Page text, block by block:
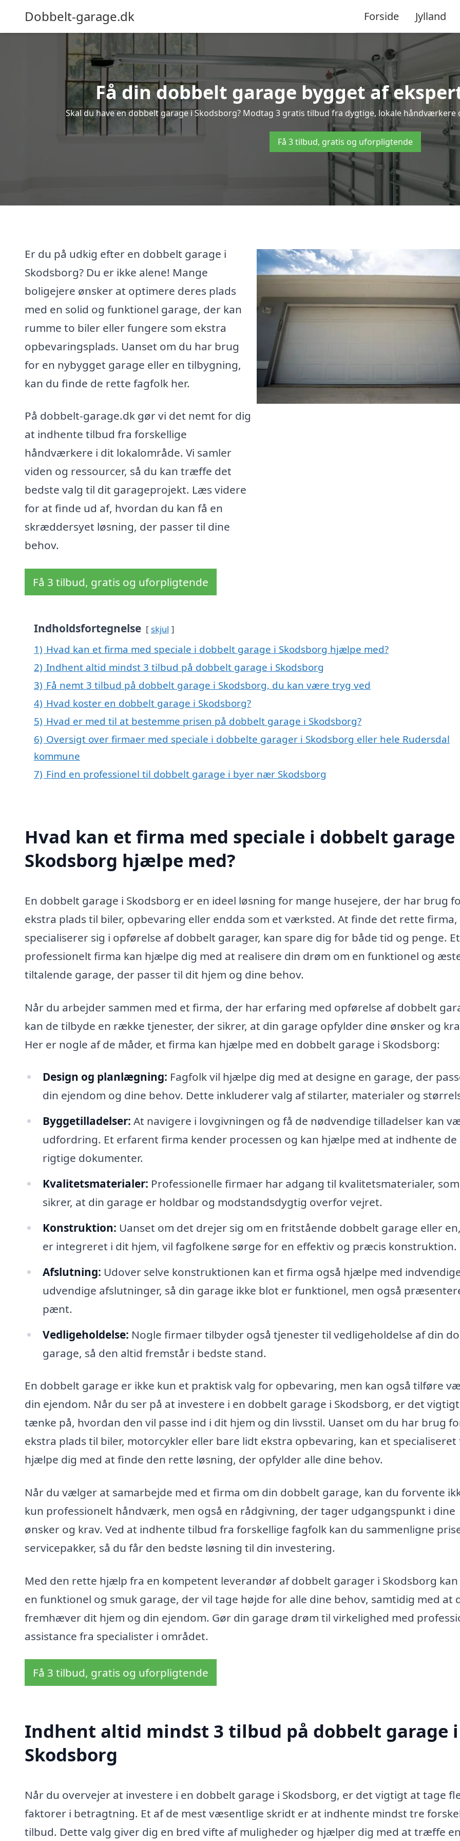
Dobbelt-garage.dk Forside Jylland
Få din dobbelt garage bygget af
Skal du have en dobbelt garage i Skodsborg? Modtag 3 gratis tilbud fra dygtige, lokale
Få 3 tilbud, gratis og uforpligtende
Er du på udkig efter en dobbelt garage i
Skodsborg? Du er ikke alene! Mange
boligejere ønsker at optimere deres plads
med en solid og funktionel garage, der kan
rumme to biler eller fungere som ekstra
opbevaringsplads. Uanset om du har brug
for en nybygget garage eller en tilbygning,
kan du finde de rette fagfolk her.
På dobbelt-garage.dk gør vi det nemt for dig
at indhente tilbud fra forskellige
håndværkere i dit lokalområde. Vi samler
viden og ressourcer, så du kan træffe det
bedste valg til dit garageprojekt. Læs videre
for at finde ud af, hvordan du kan få en
skræddersyet løsning, der passer til dine
behov.
Få 3 tilbud, gratis og uforpligtende
Indholdsfortegnelse skjul
1) Hvad kan et firma med speciale i dobbelt garage i Skodsborg hjælpe med?
2) Indhent altid mindst 3 tilbud på dobbelt garage i Skodsborg
3) Få nemt 3 tilbud på dobbelt garage i Skodsborg, du kan være tryg ved
4) Hvad koster en dobbelt garage i Skodsborg?
5) Hvad er med til at bestemme prisen på dobbelt garage i Skodsborg?
6) Oversigt over firmaer med speciale i dobbelte garager i Skodsborg eller hele Rudersdal
kommune
7) Find en professionel til dobbelt garage i byer nær Skodsborg
Hvad kan et firma med speciale i dobbelt garage
Skodsborg hjælpe med?
En dobbelt garage i Skodsborg er en ideel løsning for mange husejere, der har brug
ekstra plads til biler, opbevaring eller endda som et værksted. At finde det rette
specialiserer sig i opførelse af dobbelt garager, kan spare dig for både tid og penge. Et
professionelt firma kan hjælpe dig med at realisere din drøm om en funktionel og
tiltalende garage, der passer til dit hjem og dine behov.
Når du arbejder sammen med et firma, der har erfaring med opførelse af dobbelt
kan de tilbyde en række tjenester, der sikrer, at din garage opfylder dine ønsker og
Her er nogle af de måder, et firma kan hjælpe med en dobbelt garage i Skodsborg:
Design og planlægning: Fagfolk vil hjælpe dig med at designe en garage, der
din ejendom og dine behov. Dette inkluderer valg af stilarter, materialer og
Byggetilladelser: At navigere i lovgivningen og få de nødvendige tilladelser kan
udfordring. Et erfarent firma kender processen og kan hjælpe med at indhente de
rigtige dokumenter.
Kvalitetsmaterialer: Professionelle firmaer har adgang til kvalitetsmaterialer, som
sikrer, at din garage er holdbar og modstandsdygtig overfor vejret.
Konstruktion: Uanset om det drejer sig om en fritstående dobbelt garage eller
er integreret i dit hjem, vil fagfolkene sørge for en effektiv og præcis konstruktion.
Afslutning: Udover selve konstruktionen kan et firma også hjælpe med
udvendige afslutninger, så din garage ikke blot er funktionel, men også
pænt.
Vedligeholdelse: Nogle firmaer tilbyder også tjenester til vedligeholdelse af din
garage, så den altid fremstår i bedste stand.
En dobbelt garage er ikke kun et praktisk valg for opbevaring, men kan også tilføre
din ejendom. Når du ser på at investere i en dobbelt garage i Skodsborg, er det
tænke på, hvordan den vil passe ind i dit hjem og din livsstil. Uanset om du har brug
ekstra plads til biler, motorcykler eller bare lidt ekstra opbevaring, kan et specialiseret
hjælpe dig med at finde den rette løsning, der opfylder alle dine behov.
Når du vælger at samarbejde med et firma om din dobbelt garage, kan du forvente
kun professionelt håndværk, men også en rådgivning, der tager udgangspunkt i dine
ønsker og krav. Ved at indhente tilbud fra forskellige fagfolk kan du sammenligne
servicepakker, så du får den bedste løsning til din investering.
Med den rette hjælp fra en kompetent leverandør af dobbelt garager i Skodsborg kan
en funktionel og smuk garage, der vil tage højde for alle dine behov, samtidig med at
fremhæver dit hjem og din ejendom. Gør din garage drøm til virkelighed med
assistance fra specialister i området.
Få 3 tilbud, gratis og uforpligtende
Indhent altid mindst 3 tilbud på dobbelt garage i
Skodsborg
Når du overvejer at investere i en dobbelt garage i Skodsborg, er det vigtigt at tage
faktorer i betragtning. Et af de mest væsentlige skridt er at indhente mindst tre
tilbud. Dette valg giver dig en bred vifte af muligheder og hjælper dig med at træffe en